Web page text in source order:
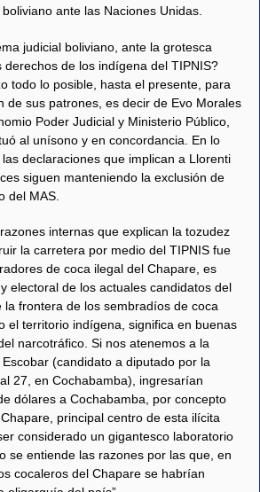
ante las Naciones Unidas.
judicial boliviano, ante la grotesca
derechos de los indígena del TIPNIS?
todo lo posible, hasta el presente, para
de sus patrones, es decir de Evo Morales
Poder Judicial y Ministerio Público,
al unísono y en concordancia. En lo
declaraciones que implican a Llorenti
siguen manteniendo la exclusión de
del MAS.
internas que explican la tozudez
la carretera por medio del TIPNIS fue
de coca ilegal del Chapare, es
electoral de los actuales candidatos del
la frontera de los sembradíos de coca
el territorio indígena, significa en buenas
narcotráfico. Si nos atenemos a la
(candidato a diputado por la
27, en Cochabamba), ingresarían
dólares a Cochabamba, por concepto
principal centro de esta ilícita
considerado un gigantesco laboratorio
se entiende las razones por las que, en
cocaleros del Chapare se habrían